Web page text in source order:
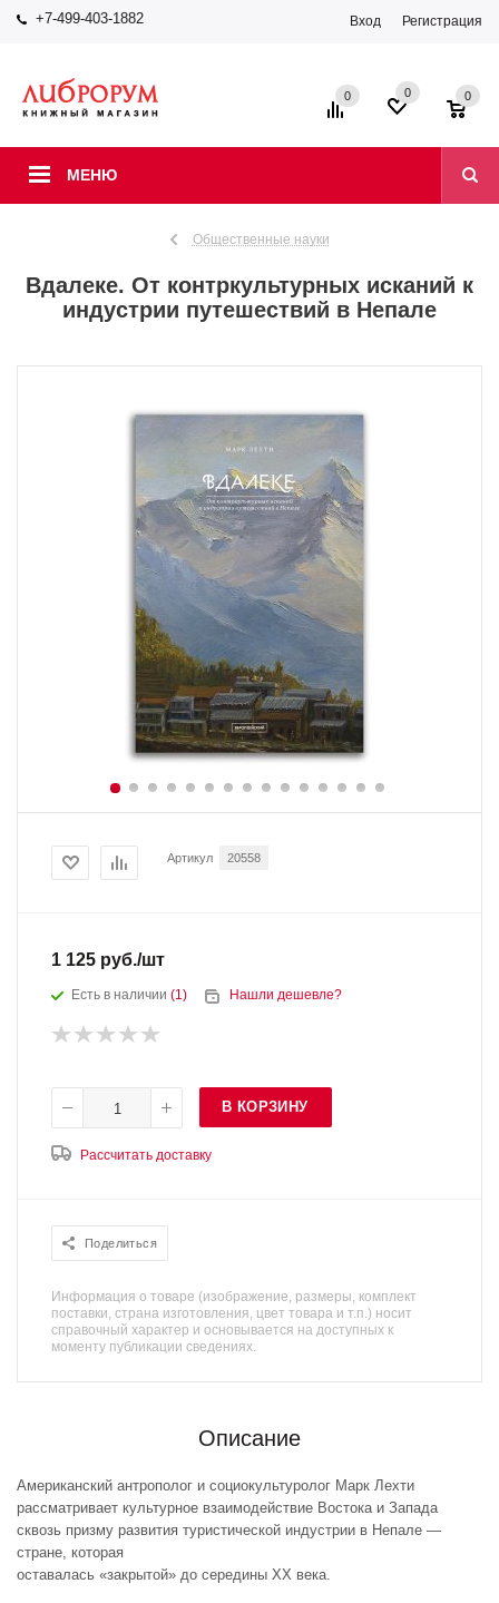
+7-499-403-1882 Вход Регистрация
МЕНЮ
0 0 0
Общественные науки
Вдалеке. От контркультурных исканий к
индустрии путешествий в Непале
Артикул 20558
1 125 руб./шт
Есть в наличии (1) Нашли дешевле?
В КОРЗИНУ
Рассчитать доставку
Поделиться
Информация о товаре (изображение, размеры, комплект
поставки, страна изготовления, цвет товара и т.п.) носит
справочный характер и основывается на доступных к
моменту публикации сведениях.
Описание
Американский антрополог и социокультуролог Марк Лехти
рассматривает культурное взаимодействие Востока и Запада
сквозь призму развития туристической индустрии в Непале —
стране, которая
оставалась «закрытой» до середины XX века.